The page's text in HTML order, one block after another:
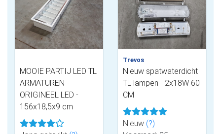
MOOIE PARTIJ LED TL
ARMATUREN -
ORIGINEEL LED -
156x18,5x9 cm
Trevos
Nieuw spatwaterdicht
TL lampen - 2x18W 60
CM
Nieuw (?)